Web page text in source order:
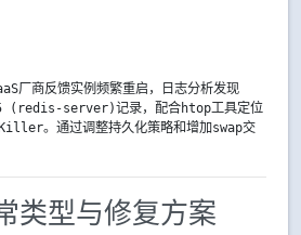
厂商反馈实例频繁重启，日志分析发现
(redis-server)记录，配合htop工具定位
Killer。通过调整持久化策略和增加swap交
类型与修复方案